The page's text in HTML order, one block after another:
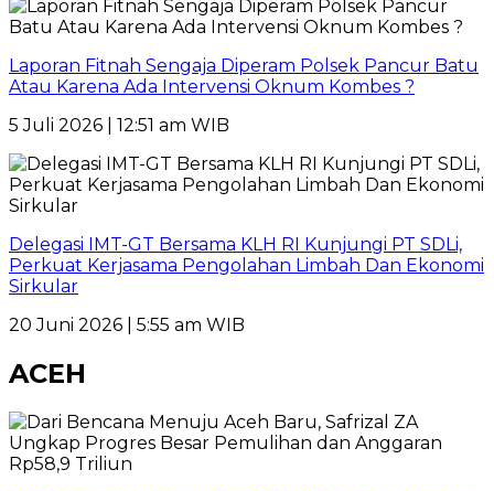
Laporan Fitnah Sengaja Diperam Polsek Pancur Batu
Atau Karena Ada Intervensi Oknum Kombes ?
5 Juli 2026 | 12:51 am WIB
Delegasi IMT-GT Bersama KLH RI Kunjungi PT SDLi,
Perkuat Kerjasama Pengolahan Limbah Dan Ekonomi
Sirkular
20 Juni 2026 | 5:55 am WIB
ACEH